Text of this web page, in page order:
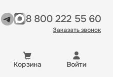
8 800 222 55 60
Заказать звонок
Корзина Войти